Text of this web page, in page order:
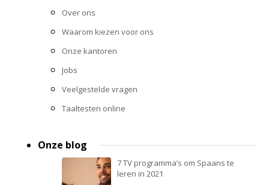
Over ons
Waarom kiezen voor ons
Onze kantoren
Jobs
Veelgestelde vragen
Taaltesten online
Onze blog
7 TV programma’s om Spaans te
leren in 2021